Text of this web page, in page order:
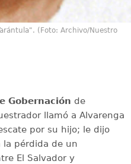
(Foto: Archivo/Nuestro
Gobernación de
llamó a Alvarenga
por su hijo; le dijo
la pérdida de un
El Salvador y